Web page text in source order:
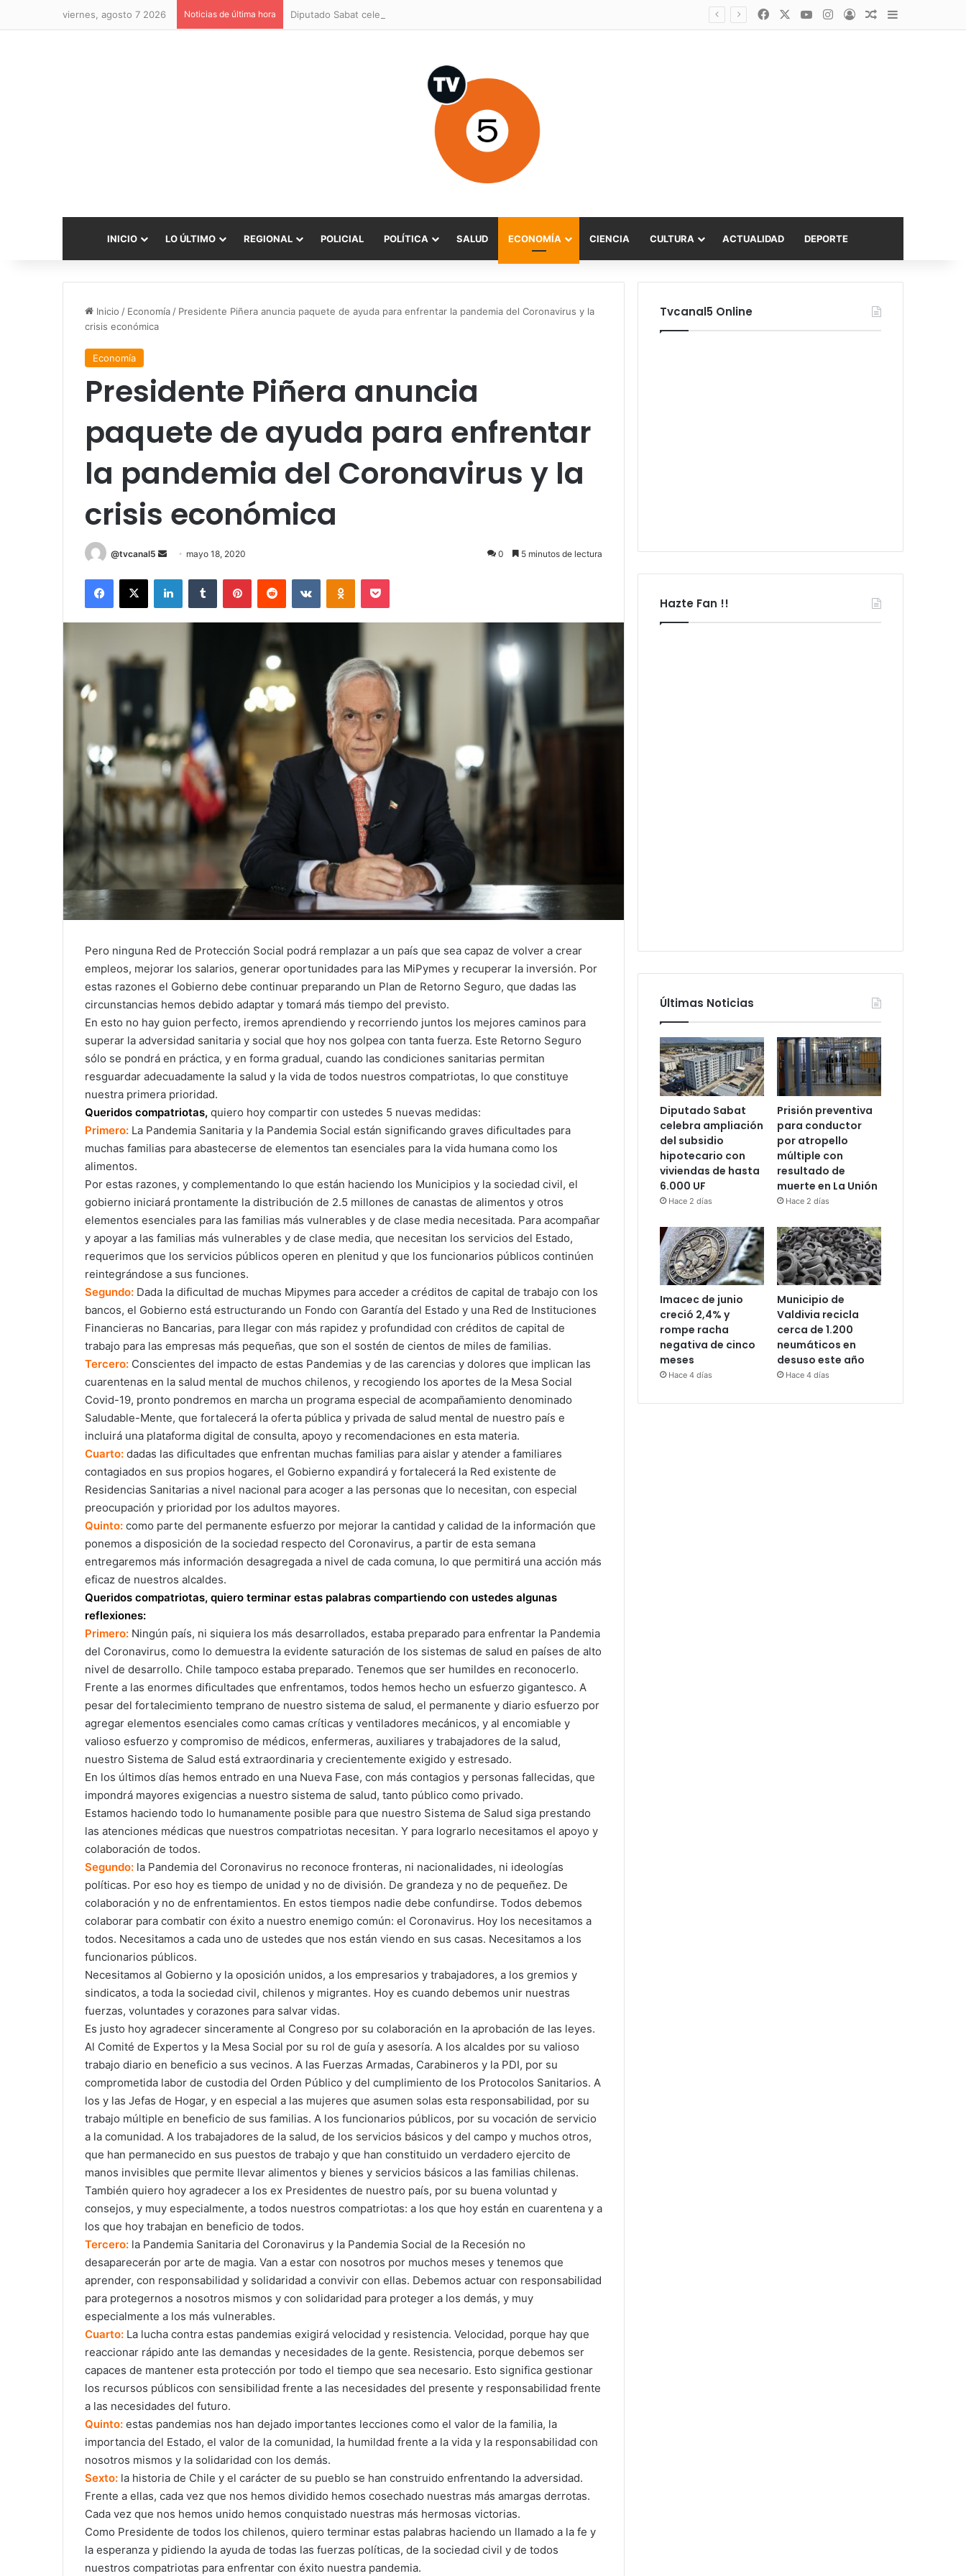
viernes, agosto 7 2026 Noticias de última hora FacebookYouTubeInstagram
AccesoPublicación al
Barra lateral
INICIO LO ÚLTIMO REGIONAL POLICIAL POLÍTICA SALUD ECONOMÍA CIENCIA CULTURA ACTUALIDAD DEPORTE
Inicio / Economía / Presidente Piñera anuncia paquete de ayuda para enfrentar la pandemia del Coronavirus y la
crisis económica
Economía
Presidente Piñera anuncia
paquete de ayuda para enfrentar
la pandemia del Coronavirus y la
crisis económica
@tvcanal5
Send
email
mayo 18, 2020 0 5 minutos de lectura
Facebook
X LinkedInTumblr PinterestReddit VKontakteOdnoklassniki
Pocket
Pero ninguna Red de Protección Social podrá remplazar a un país que sea capaz de volver a crear
empleos, mejorar los salarios, generar oportunidades para las MiPymes y recuperar la inversión. Por
estas razones el Gobierno debe continuar preparando un Plan de Retorno Seguro, que dadas las
circunstancias hemos debido adaptar y tomará más tiempo del previsto.
En esto no hay guion perfecto, iremos aprendiendo y recorriendo juntos los mejores caminos para
superar la adversidad sanitaria y social que hoy nos golpea con tanta fuerza. Este Retorno Seguro
sólo se pondrá en práctica, y en forma gradual, cuando las condiciones sanitarias permitan
resguardar adecuadamente la salud y la vida de todos nuestros compatriotas, lo que constituye
nuestra primera prioridad.
Queridos compatriotas, quiero hoy compartir con ustedes 5 nuevas medidas:
Primero: La Pandemia Sanitaria y la Pandemia Social están significando graves dificultades para
muchas familias para abastecerse de elementos tan esenciales para la vida humana como los
alimentos.
Por estas razones, y complementando lo que están haciendo los Municipios y la sociedad civil, el
gobierno iniciará prontamente la distribución de 2.5 millones de canastas de alimentos y otros
elementos esenciales para las familias más vulnerables y de clase media necesitada. Para acompañar
y apoyar a las familias más vulnerables y de clase media, que necesitan los servicios del Estado,
requerimos que los servicios públicos operen en plenitud y que los funcionarios públicos continúen
reintegrándose a sus funciones.
Segundo: Dada la dificultad de muchas Mipymes para acceder a créditos de capital de trabajo con los
bancos, el Gobierno está estructurando un Fondo con Garantía del Estado y una Red de Instituciones
Financieras no Bancarias, para llegar con más rapidez y profundidad con créditos de capital de
trabajo para las empresas más pequeñas, que son el sostén de cientos de miles de familias.
Tercero: Conscientes del impacto de estas Pandemias y de las carencias y dolores que implican las
cuarentenas en la salud mental de muchos chilenos, y recogiendo los aportes de la Mesa Social
Covid-19, pronto pondremos en marcha un programa especial de acompañamiento denominado
Saludable-Mente, que fortalecerá la oferta pública y privada de salud mental de nuestro país e
incluirá una plataforma digital de consulta, apoyo y recomendaciones en esta materia.
Cuarto: dadas las dificultades que enfrentan muchas familias para aislar y atender a familiares
contagiados en sus propios hogares, el Gobierno expandirá y fortalecerá la Red existente de
Residencias Sanitarias a nivel nacional para acoger a las personas que lo necesitan, con especial
preocupación y prioridad por los adultos mayores.
Quinto: como parte del permanente esfuerzo por mejorar la cantidad y calidad de la información que
ponemos a disposición de la sociedad respecto del Coronavirus, a partir de esta semana
entregaremos más información desagregada a nivel de cada comuna, lo que permitirá una acción más
eficaz de nuestros alcaldes.
Queridos compatriotas, quiero terminar estas palabras compartiendo con ustedes algunas
reflexiones:
Primero: Ningún país, ni siquiera los más desarrollados, estaba preparado para enfrentar la Pandemia
del Coronavirus, como lo demuestra la evidente saturación de los sistemas de salud en países de alto
nivel de desarrollo. Chile tampoco estaba preparado. Tenemos que ser humildes en reconocerlo.
Frente a las enormes dificultades que enfrentamos, todos hemos hecho un esfuerzo gigantesco. A
pesar del fortalecimiento temprano de nuestro sistema de salud, el permanente y diario esfuerzo por
agregar elementos esenciales como camas críticas y ventiladores mecánicos, y al encomiable y
valioso esfuerzo y compromiso de médicos, enfermeras, auxiliares y trabajadores de la salud,
nuestro Sistema de Salud está extraordinaria y crecientemente exigido y estresado.
En los últimos días hemos entrado en una Nueva Fase, con más contagios y personas fallecidas, que
impondrá mayores exigencias a nuestro sistema de salud, tanto público como privado.
Estamos haciendo todo lo humanamente posible para que nuestro Sistema de Salud siga prestando
las atenciones médicas que nuestros compatriotas necesitan. Y para lograrlo necesitamos el apoyo y
colaboración de todos.
Segundo: la Pandemia del Coronavirus no reconoce fronteras, ni nacionalidades, ni ideologías
políticas. Por eso hoy es tiempo de unidad y no de división. De grandeza y no de pequeñez. De
colaboración y no de enfrentamientos. En estos tiempos nadie debe confundirse. Todos debemos
colaborar para combatir con éxito a nuestro enemigo común: el Coronavirus. Hoy los necesitamos a
todos. Necesitamos a cada uno de ustedes que nos están viendo en sus casas. Necesitamos a los
funcionarios públicos.
Necesitamos al Gobierno y la oposición unidos, a los empresarios y trabajadores, a los gremios y
sindicatos, a toda la sociedad civil, chilenos y migrantes. Hoy es cuando debemos unir nuestras
fuerzas, voluntades y corazones para salvar vidas.
Es justo hoy agradecer sinceramente al Congreso por su colaboración en la aprobación de las leyes.
Al Comité de Expertos y la Mesa Social por su rol de guía y asesoría. A los alcaldes por su valioso
trabajo diario en beneficio a sus vecinos. A las Fuerzas Armadas, Carabineros y la PDI, por su
comprometida labor de custodia del Orden Público y del cumplimiento de los Protocolos Sanitarios. A
los y las Jefas de Hogar, y en especial a las mujeres que asumen solas esta responsabilidad, por su
trabajo múltiple en beneficio de sus familias. A los funcionarios públicos, por su vocación de servicio
a la comunidad. A los trabajadores de la salud, de los servicios básicos y del campo y muchos otros,
que han permanecido en sus puestos de trabajo y que han constituido un verdadero ejercito de
manos invisibles que permite llevar alimentos y bienes y servicios básicos a las familias chilenas.
También quiero hoy agradecer a los ex Presidentes de nuestro país, por su buena voluntad y
consejos, y muy especialmente, a todos nuestros compatriotas: a los que hoy están en cuarentena y a
los que hoy trabajan en beneficio de todos.
Tercero: la Pandemia Sanitaria del Coronavirus y la Pandemia Social de la Recesión no
desaparecerán por arte de magia. Van a estar con nosotros por muchos meses y tenemos que
aprender, con responsabilidad y solidaridad a convivir con ellas. Debemos actuar con responsabilidad
para protegernos a nosotros mismos y con solidaridad para proteger a los demás, y muy
especialmente a los más vulnerables.
Cuarto: La lucha contra estas pandemias exigirá velocidad y resistencia. Velocidad, porque hay que
reaccionar rápido ante las demandas y necesidades de la gente. Resistencia, porque debemos ser
capaces de mantener esta protección por todo el tiempo que sea necesario. Esto significa gestionar
los recursos públicos con sensibilidad frente a las necesidades del presente y responsabilidad frente
a las necesidades del futuro.
Quinto: estas pandemias nos han dejado importantes lecciones como el valor de la familia, la
importancia del Estado, el valor de la comunidad, la humildad frente a la vida y la responsabilidad con
nosotros mismos y la solidaridad con los demás.
Sexto: la historia de Chile y el carácter de su pueblo se han construido enfrentando la adversidad.
Frente a ellas, cada vez que nos hemos dividido hemos cosechado nuestras más amargas derrotas.
Cada vez que nos hemos unido hemos conquistado nuestras más hermosas victorias.
Como Presidente de todos los chilenos, quiero terminar estas palabras haciendo un llamado a la fe y
la esperanza y pidiendo la ayuda de todas las fuerzas políticas, de la sociedad civil y de todos
nuestros compatriotas para enfrentar con éxito nuestra pandemia.
Tvcanal5 Online
Hazte Fan !!
Últimas Noticias
Diputado Sabat
celebra ampliación
del subsidio
hipotecario con
viviendas de hasta
6.000 UF
Hace 2 días
Prisión preventiva
para conductor
por atropello
múltiple con
resultado de
muerte en La Unión
Hace 2 días
Imacec de junio
creció 2,4% y
rompe racha
negativa de cinco
meses
Hace 4 días
Municipio de
Valdivia recicla
cerca de 1.200
neumáticos en
desuso este año
Hace 4 días